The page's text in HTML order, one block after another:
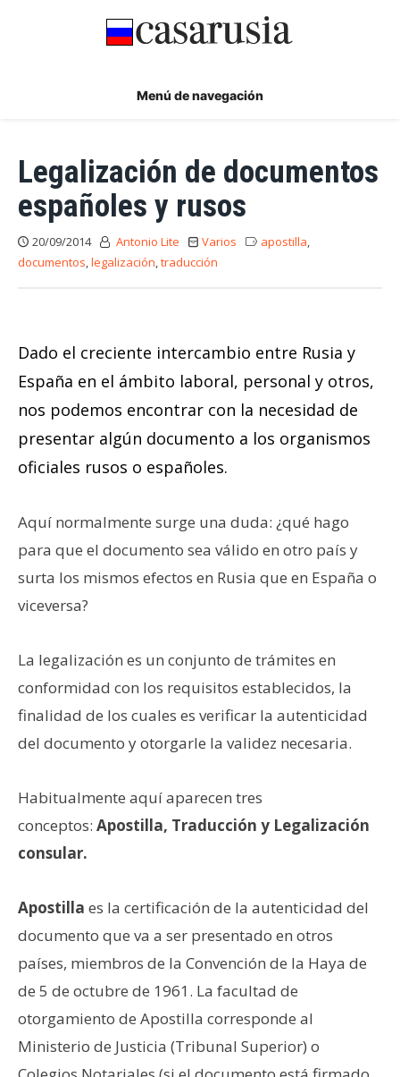
Menú de navegación
Legalización de documentos
españoles y rusos
20/09/2014 Antonio Lite Varios apostilla,
documentos,legalización,traducción
Dado el creciente intercambio entre Rusia y
España en el ámbito laboral, personal y otros,
nos podemos encontrar con la necesidad de
presentar algún documento a los organismos
oficiales rusos o españoles.
Aquí normalmente surge una duda: ¿qué hago
para que el documento sea válido en otro país y
surta los mismos efectos en Rusia que en España o
viceversa?
La legalización es un conjunto de trámites en
conformidad con los requisitos establecidos, la
finalidad de los cuales es verificar la autenticidad
del documento y otorgarle la validez necesaria.
Habitualmente aquí aparecen tres
conceptos: Apostilla, Traducción y Legalización
consular.
Apostilla es la certificación de la autenticidad del
documento que va a ser presentado en otros
países, miembros de la Convención de la Haya de
de 5 de octubre de 1961. La facultad de
otorgamiento de Apostilla corresponde al
Ministerio de Justicia (Tribunal Superior) o